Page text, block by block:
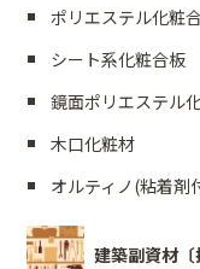
ポリエステル化粧
シート系化粧合板
鏡面ポリエステル
木口化粧材
オルティノ(粘着剤
建築副資材〔